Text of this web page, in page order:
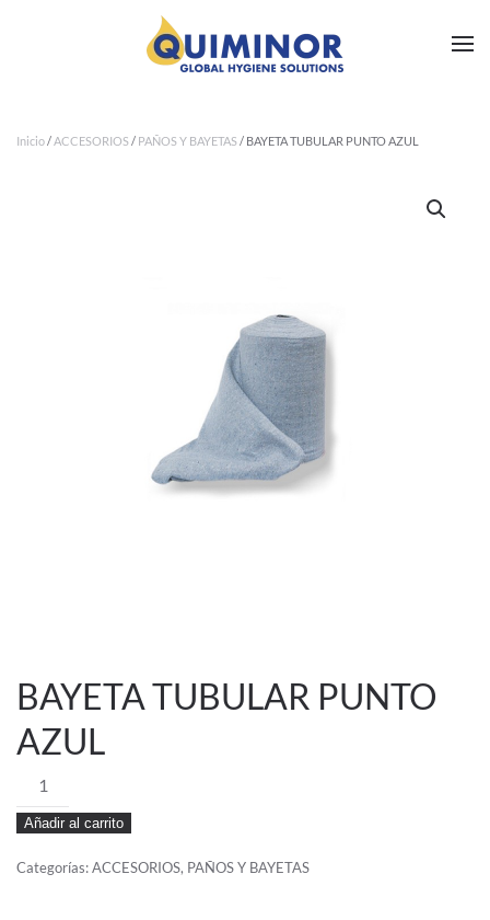
Ir al contenido principal
Inicio/ACCESORIOS/ PAÑOS Y BAYETAS/ BAYETA TUBULAR PUNTO AZUL
BAYETA TUBULAR PUNTO
AZUL
BAYETA
TUBULAR
PUNTO
AZUL
Añadir al carrito
Categorías:ACCESORIOS, PAÑOS Y BAYETAS